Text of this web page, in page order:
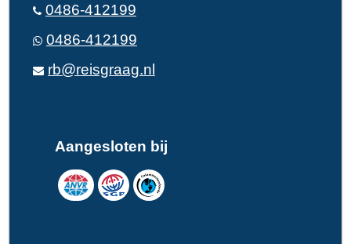
0486-412199
0486-412199
rb@reisgraag.nl
Aangesloten bij